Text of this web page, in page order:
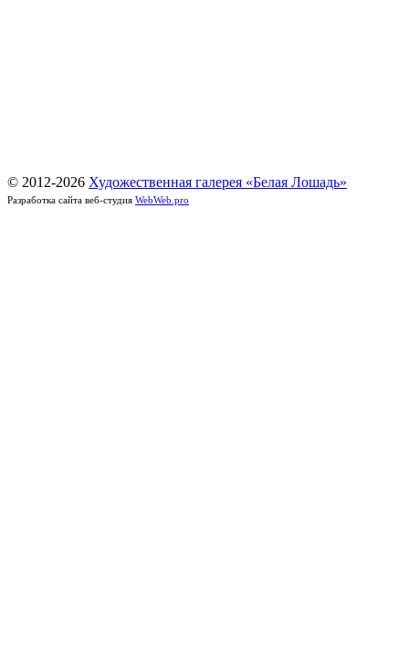
© 2012-2026 Художественная галерея «Белая Лошадь»
Разработка сайта веб-студия WebWeb.pro